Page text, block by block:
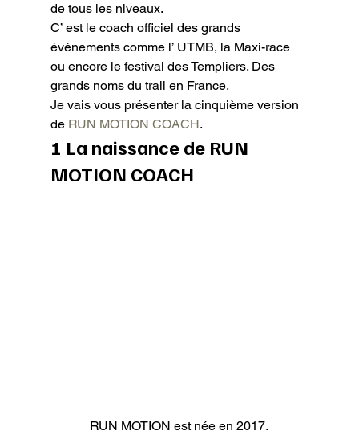
de tous les niveaux.
C’ est le coach officiel des grands
événements comme l’ UTMB, la Maxi-race
ou encore le festival des Templiers. Des
grands noms du trail en France.
Je vais vous présenter la cinquième version
de RUN MOTION COACH.
1 La naissance de RUN
MOTION COACH
RUN MOTION est née en 2017.